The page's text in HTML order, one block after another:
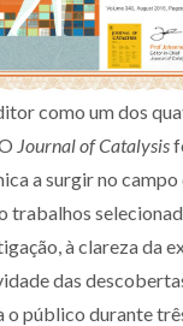
como um dos
Journal of Catalysis
a surgir no campo
trabalhos
à clareza da
das
público durante